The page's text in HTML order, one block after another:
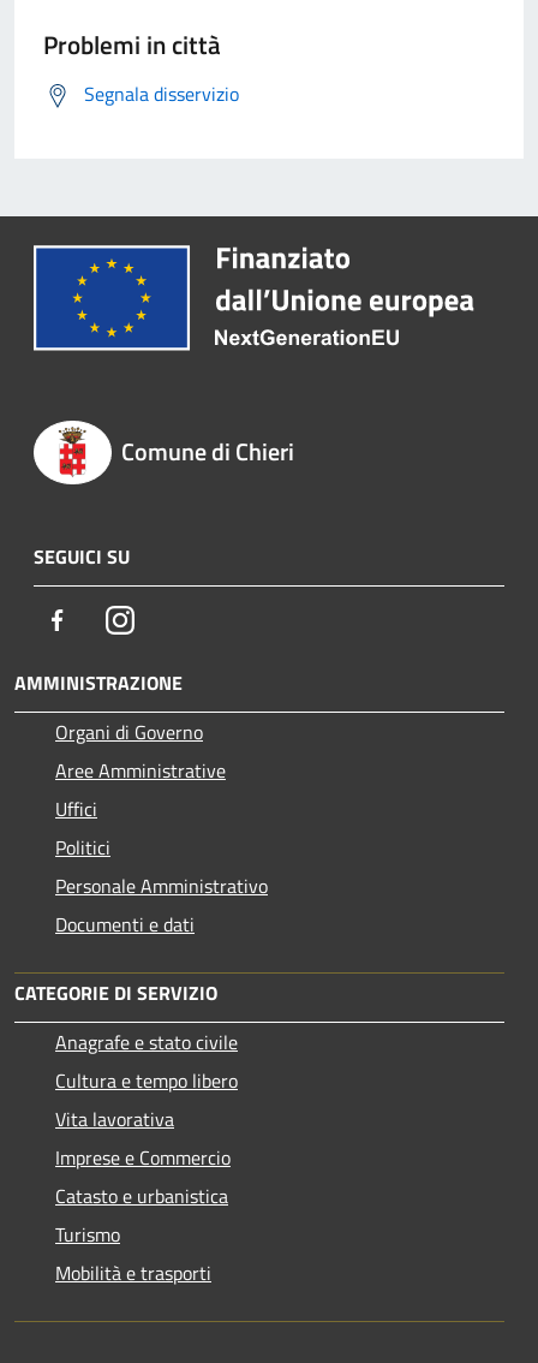
Problemi in città
Segnala disservizio
Comune di Chieri
SEGUICI SU
FacebookInstagram
AMMINISTRAZIONE
Organi di Governo
Aree Amministrative
Uffici
Politici
Personale Amministrativo
Documenti e dati
CATEGORIE DI SERVIZIO
Anagrafe e stato civile
Cultura e tempo libero
Vita lavorativa
Imprese e Commercio
Catasto e urbanistica
Turismo
Mobilità e trasporti